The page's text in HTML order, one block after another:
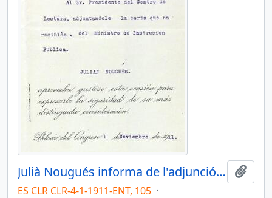
Julià Nougués informa de l'adjunció de la carta del ministre de Instrucción Pública
ES CLR CLR-4-1-1911-ENT, 105 ·